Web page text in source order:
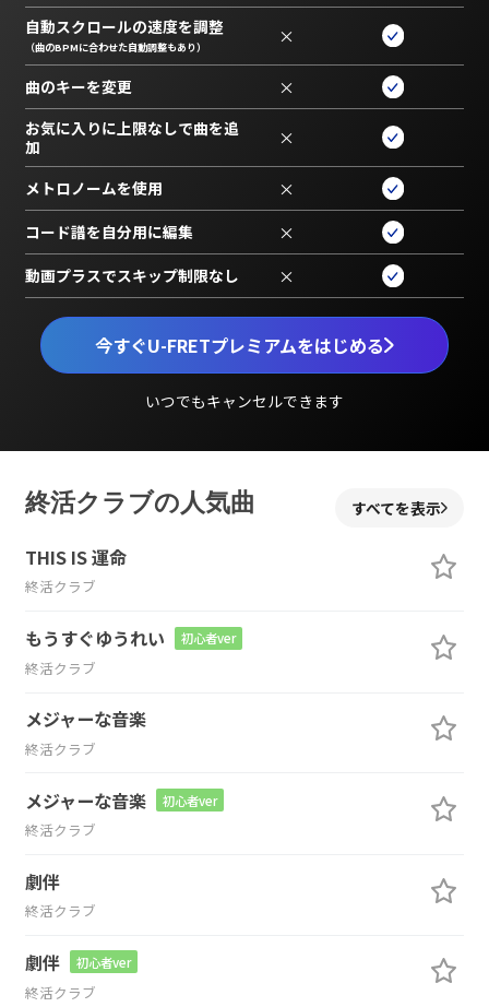
今すぐU-FRETプレミアムをはじめる
いつでもキャンセルできます
自動スクロールの速度を調整
（曲のBPMに合わせた自動調整もあり） ×
曲のキーを変更 ×
お気に入りに上限なしで曲を追
加
×
メトロノームを使用 ×
コード譜を自分用に編集 ×
動画プラスでスキップ制限なし ×
終活クラブの人気曲 すべてを表示
THIS IS 運命
終活クラブ
もうすぐゆうれい 初心者ver
終活クラブ
メジャーな音楽
終活クラブ
メジャーな音楽 初心者ver
終活クラブ
劇伴
終活クラブ
劇伴 初心者ver
終活クラブ